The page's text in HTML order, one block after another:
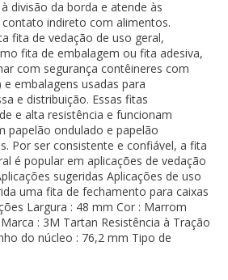
divisão da borda e atende às
contato indireto com alimentos.
fita de vedação de uso geral,
fita de embalagem ou fita adesiva,
com segurança contêineres com
e embalagens usadas para
e distribuição. Essas fitas
e alta resistência e funcionam
papelão ondulado e papelão
Por ser consistente e confiável, a fita
é popular em aplicações de vedação
sugeridas Aplicações de uso
uma fita de fechamento para caixas
Largura : 48 mm Cor : Marrom
: 3M Tartan Resistência à Tração
do núcleo : 76,2 mm Tipo de